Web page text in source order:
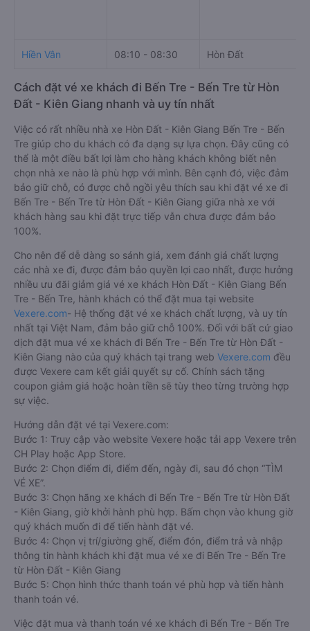
Hiền Vân 08:10 - 08:30 Hòn Đất
Cách đặt vé xe khách đi Bến Tre - Bến Tre từ Hòn
Đất - Kiên Giang nhanh và uy tín nhất
Việc có rất nhiều nhà xe Hòn Đất - Kiên Giang Bến Tre - Bến
Tre giúp cho du khách có đa dạng sự lựa chọn. Đây cũng có
thể là một điều bất lợi làm cho hàng khách không biết nên
chọn nhà xe nào là phù hợp với mình. Bên cạnh đó, việc đảm
bảo giữ chỗ, có được chỗ ngồi yêu thích sau khi đặt vé xe đi
Bến Tre - Bến Tre từ Hòn Đất - Kiên Giang giữa nhà xe với
khách hàng sau khi đặt trực tiếp vẫn chưa được đảm bảo
100%.
Cho nên để dễ dàng so sánh giá, xem đánh giá chất lượng
các nhà xe đi, được đảm bảo quyền lợi cao nhất, được hưởng
nhiều ưu đãi giảm giá vé xe khách Hòn Đất - Kiên Giang Bến
Tre - Bến Tre, hành khách có thể đặt mua tại website
Vexere.com- Hệ thống đặt vé xe khách chất lượng, và uy tín
nhất tại Việt Nam, đảm bảo giữ chỗ 100%. Đối với bất cứ giao
dịch đặt mua vé xe khách đi Bến Tre - Bến Tre từ Hòn Đất -
Kiên Giang nào của quý khách tại trang web Vexere.com đều
được Vexere cam kết giải quyết sự cố. Chính sách tặng
coupon giảm giá hoặc hoàn tiền sẽ tùy theo từng trường hợp
sự việc.
Hướng dẫn đặt vé tại Vexere.com:
Bước 1: Truy cập vào website Vexere hoặc tải app Vexere trên
CH Play hoặc App Store.
Bước 2: Chọn điểm đi, điểm đến, ngày đi, sau đó chọn “TÌM
VÉ XE”.
Bước 3: Chọn hãng xe khách đi Bến Tre - Bến Tre từ Hòn Đất
- Kiên Giang, giờ khởi hành phù hợp. Bấm chọn vào khung giờ
quý khách muốn đi để tiến hành đặt vé.
Bước 4: Chọn vị trí/giường ghế, điểm đón, điểm trả và nhập
thông tin hành khách khi đặt mua vé xe đi Bến Tre - Bến Tre
từ Hòn Đất - Kiên Giang
Bước 5: Chọn hình thức thanh toán vé phù hợp và tiến hành
thanh toán vé.
Việc đặt mua và thanh toán vé xe khách đi Bến Tre - Bến Tre